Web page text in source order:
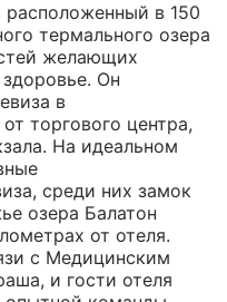
расположенный в 150
термального озера
желающих
Он
в
торгового центра,
На идеальном
среди них замок
озера Балатон
от отеля.
с Медицинским
и гости отеля